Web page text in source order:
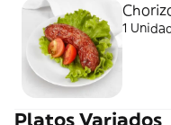
1
Platos Variados